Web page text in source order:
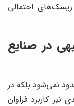
احتمالی
در صنایع
نمی‌شود بلکه در
کاربرد فراوان